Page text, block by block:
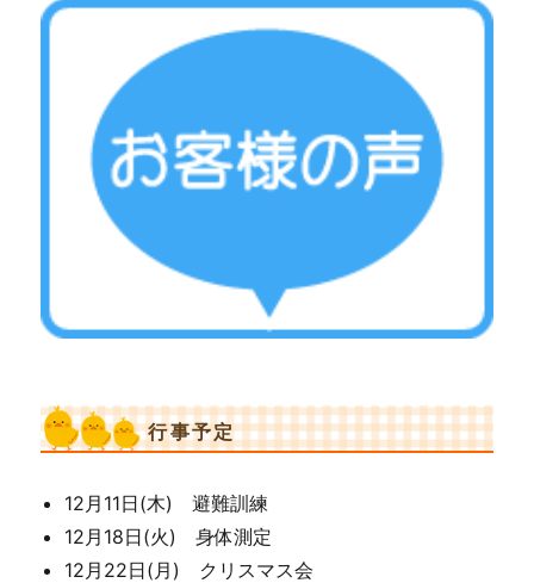
行事予定
12月11日(木) 避難訓練
12月18日(火) 身体測定
12月22日(月) クリスマス会